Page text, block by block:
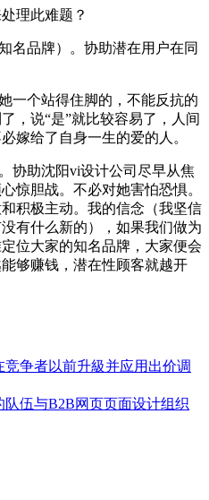
理此难题？
名品牌）。协助潜在用户在同
一个站得住脚的，不能反抗的
，说“是”就比较容易了，人间
嫁给了自身一生的爱的人。
协助沈阳vi设计公司尽早从焦
惊胆战。不必对她害怕恐惧。
积极主动。我的信念（我坚信
有什么新的），如果我们做为
位大家的知名品牌，大家便会
够赚钱，潜在性顾客就越开
竞争者以前升級并应用出价调
队伍与B2B网页页面设计组织